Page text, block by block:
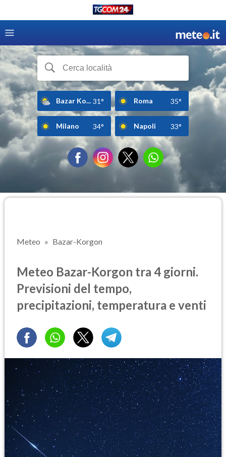
Bazar Ko... 31° Roma 35°
Milano 34° Napoli 33°
Meteo Bazar-Korgon
Meteo Bazar-Korgon tra 4 giorni.
Previsioni del tempo,
precipitazioni, temperatura e venti